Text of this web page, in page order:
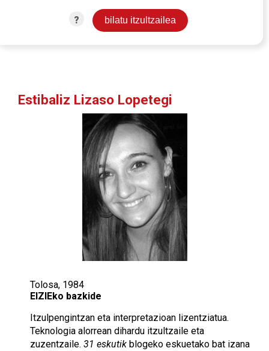
?
Estibaliz Lizaso Lopetegi
Tolosa, 1984
EIZIEko bazkide
Itzulpengintzan eta interpretazioan lizentziatua.
Teknologia alorrean dihardu itzultzaile eta
zuzentzaile. 31 eskutik blogeko eskuetako bat izana